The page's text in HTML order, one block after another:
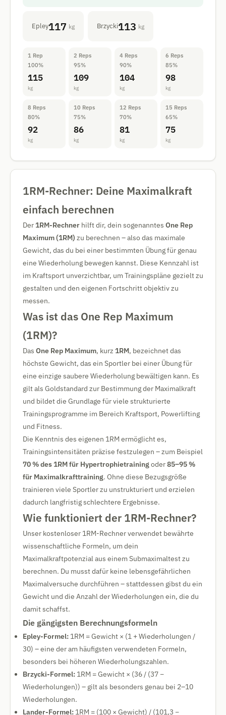
Epley117 kg Brzycki113 kg
1 Rep
100%
115
kg
2 Reps
95%
109
kg
4 Reps
90%
104
kg
6 Reps
85%
98
kg
8 Reps
80%
92
kg
10 Reps
75%
86
kg
12 Reps
70%
81
kg
15 Reps
65%
75
kg
1RM-Rechner: Deine Maximalkraft
einfach berechnen
Der 1RM-Rechner hilft dir, dein sogenanntes One Rep
Maximum (1RM) zu berechnen – also das maximale
Gewicht, das du bei einer bestimmten Übung für genau
eine Wiederholung bewegen kannst. Diese Kennzahl ist
im Kraftsport unverzichtbar, um Trainingspläne gezielt zu
gestalten und den eigenen Fortschritt objektiv zu
messen.
Was ist das One Rep Maximum
(1RM)?
Das One Rep Maximum, kurz 1RM, bezeichnet das
höchste Gewicht, das ein Sportler bei einer Übung für
eine einzige saubere Wiederholung bewältigen kann. Es
gilt als Goldstandard zur Bestimmung der Maximalkraft
und bildet die Grundlage für viele strukturierte
Trainingsprogramme im Bereich Kraftsport, Powerlifting
und Fitness.
Die Kenntnis des eigenen 1RM ermöglicht es,
Trainingsintensitäten präzise festzulegen – zum Beispiel
70 % des 1RM für Hypertrophietrainingoder85–95 %
für Maximalkrafttraining. Ohne diese Bezugsgröße
trainieren viele Sportler zu unstrukturiert und erzielen
dadurch langfristig schlechtere Ergebnisse.
Wie funktioniert der 1RM-Rechner?
Unser kostenloser 1RM-Rechner verwendet bewährte
wissenschaftliche Formeln, um dein
Maximalkraftpotenzial aus einem Submaximaltest zu
berechnen. Du musst dafür keine lebensgefährlichen
Maximalversuche durchführen – stattdessen gibst du ein
Gewicht und die Anzahl der Wiederholungen ein, die du
damit schaffst.
Die gängigsten Berechnungsformeln
Epley-Formel: 1RM = Gewicht × (1 + Wiederholungen /
30) – eine der am häufigsten verwendeten Formeln,
besonders bei höheren Wiederholungszahlen.
Brzycki-Formel: 1RM = Gewicht × (36 / (37 −
Wiederholungen)) – gilt als besonders genau bei 2–10
Wiederholungen.
Lander-Formel: 1RM = (100 × Gewicht) / (101,3 −